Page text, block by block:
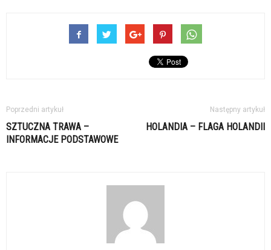
Poprzedni artykuł
SZTUCZNA TRAWA –
INFORMACJE PODSTAWOWE
Następny artykuł
HOLANDIA – FLAGA HOLANDII